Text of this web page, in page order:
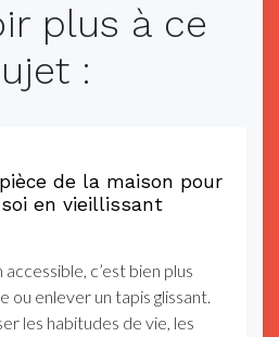
plus à ce
:
de la maison pour
en vieillissant
c’est bien plus
ou enlever un tapis glissant.
les habitudes de vie, les